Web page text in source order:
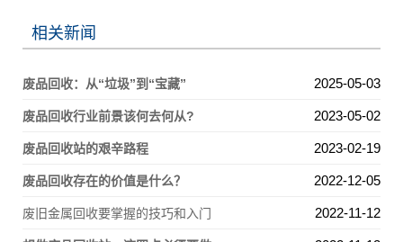
相关新闻
废品回收：从“垃圾”到“宝藏” 2025-05-03
废品回收行业前景该何去何从? 2023-05-02
废品回收站的艰辛路程 2023-02-19
废品回收存在的价值是什么？ 2022-12-05
废旧金属回收要掌握的技巧和入门 2022-11-12